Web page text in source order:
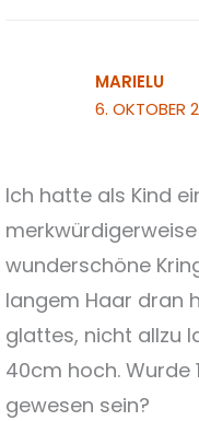
MARIELU
6. OKTOBER
Ich hatte als Kind
wunderschöne
langem Haar dran
glattes, nicht allzu
40cm hoch. Wurde
gewesen sein?